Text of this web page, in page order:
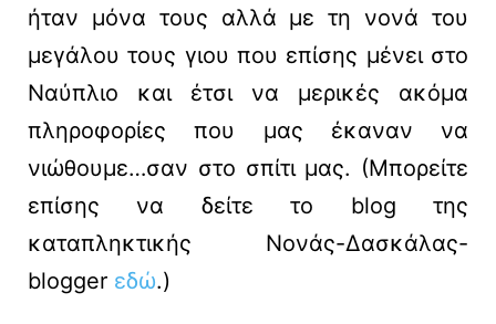
ήταν μόνα τους αλλά με τη νονά του
μεγάλου τους γιου που επίσης μένει στο
Ναύπλιο και έτσι να μερικές ακόμα
πληροφορίες που μας έκαναν να
νιώθουμε…σαν στο σπίτι μας. (Μπορείτε
επίσης να δείτε το blog της
καταπληκτικής Νονάς-Δασκάλας-
blogger εδώ.)